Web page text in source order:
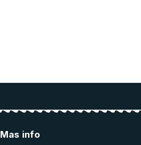
Mas info